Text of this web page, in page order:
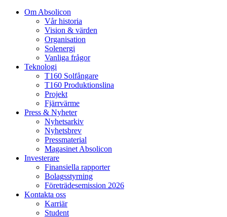
Om Absolicon
Vår historia
Vision & värden
Organisation
Solenergi
Vanliga frågor
Teknologi
T160 Solfångare
T160 Produktionslina
Projekt
Fjärrvärme
Press & Nyheter
Nyhetsarkiv
Nyhetsbrev
Pressmaterial
Magasinet Absolicon
Investerare
Finansiella rapporter
Bolagsstyrning
Företrädesemission 2026
Kontakta oss
Karriär
Student